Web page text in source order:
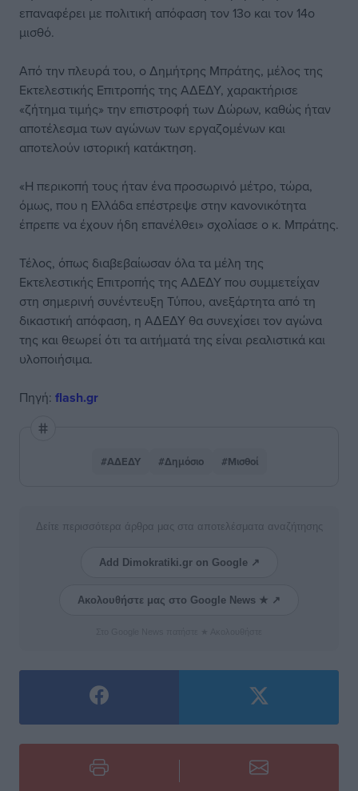
επαναφέρει με πολιτική απόφαση τον 13ο και τον 14ο
μισθό.
Από την πλευρά του, ο Δημήτρης Μπράτης, μέλος της
Εκτελεστικής Επιτροπής της ΑΔΕΔΥ, χαρακτήρισε
«ζήτημα τιμής» την επιστροφή των Δώρων, καθώς ήταν
αποτέλεσμα των αγώνων των εργαζομένων και
αποτελούν ιστορική κατάκτηση.
«Η περικοπή τους ήταν ένα προσωρινό μέτρο, τώρα,
όμως, που η Ελλάδα επέστρεψε στην κανονικότητα
έπρεπε να έχουν ήδη επανέλθει» σχολίασε ο κ. Μπράτης.
Τέλος, όπως διαβεβαίωσαν όλα τα μέλη της
Εκτελεστικής Επιτροπής της ΑΔΕΔΥ που συμμετείχαν
στη σημερινή συνέντευξη Τύπου, ανεξάρτητα από τη
δικαστική απόφαση, η ΑΔΕΔΥ θα συνεχίσει τον αγώνα
της και θεωρεί ότι τα αιτήματά της είναι ρεαλιστικά και
υλοποιήσιμα.
Πηγή: flash.gr
#ΑΔΕΔΥ #Δημόσιο #Μισθοί
Δείτε περισσότερα άρθρα μας στα αποτελέσματα αναζήτησης
Add Dimokratiki.gr on Google ↗
Ακολουθήστε μας στο Google News ★ ↗